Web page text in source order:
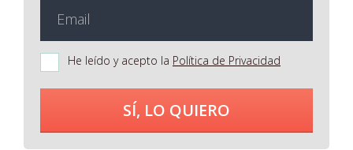
He leído y acepto la Política de Privacidad
SÍ, LO QUIERO